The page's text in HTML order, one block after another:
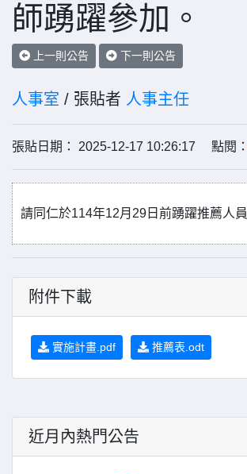
師踴躍參加。
上一則公告 下一則公告
人事室 / 張貼者 人事主任
張貼日期： 2025-12-17 10:26:17 點閱：
請同仁於114年12月 29 日前踴躍推薦人員
附件下載
實施計畫.pdf 推薦表.odt
近月內熱門公告